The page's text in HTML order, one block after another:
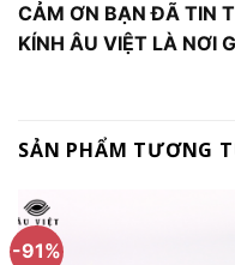
CẢM ƠN BẠN ĐÃ TIN
KÍNH ÂU VIỆT LÀ NƠI
SẢN PHẨM TƯƠNG
-91%